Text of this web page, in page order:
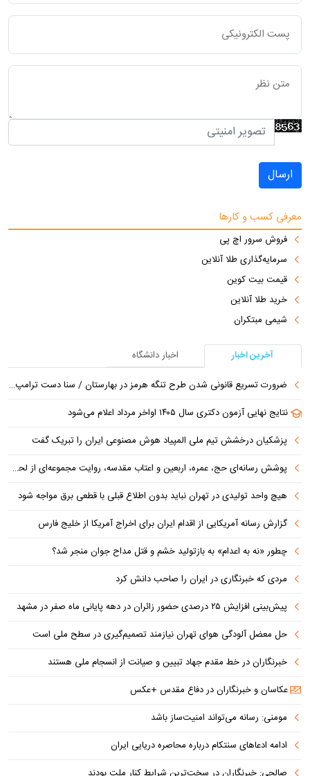
ارسال
معرفی کسب و کارها
فروش سرور اچ پی
سرمایه‌گذاری طلا آنلاین
قیمت بیت کوین
خرید طلا آنلاین
شیمی مبتکران
آخرین اخبار
اخبار دانشگاه
ضرورت تسریع قانونی شدن طرح تنگه هرمز در بهارستان / سنا دست ترامپ را برای اعمال فشار به ایران بازتر کرد
نتایج نهایی آزمون دکتری سال ۱۴۰۵ اواخر مرداد اعلام می‌شود
پزشکیان درخشش تیم ملی المپیاد هوش مصنوعی ایران را تبریک گفت
پوشش رسانه‌ای حج، عمره، اربعین و اعتاب مقدسه، روایت مجموعه‌ای از لحظه‌هاست
هیچ واحد تولیدی در تهران نباید بدون اطلاع قبلی با قطعی برق مواجه شود
گزارش رسانه آمریکایی از اقدام ایران برای اخراج آمریکا از خلیج فارس
چطور «نه به اعدام» به بازتولید خشم و قتل مداح جوان منجر شد؟
مردی که خبرنگاری در ایران را صاحب دانش کرد
پیش‌بینی افزایش ۲۵ درصدی حضور زائران در دهه پایانی ماه صفر در مشهد
حل معضل آلودگی هوای تهران نیازمند تصمیم‌گیری در سطح ملی است
خبرنگاران در خط مقدم جهاد تبیین و صیانت از انسجام ملی هستند
عکاسان و خبرنگاران در دفاع مقدس +عکس
مومنی: رسانه می‌تواند امنیت‌ساز باشد
ادامه ادعاهای سنتکام درباره محاصره دریایی ایران